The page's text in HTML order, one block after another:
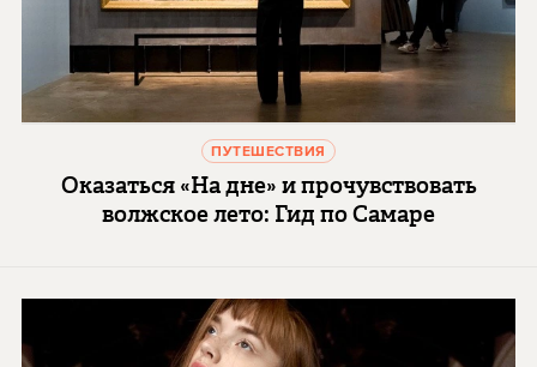
ПУТЕШЕСТВИЯ
Оказаться «На дне» и прочувствовать
волжское лето: Гид по Самаре